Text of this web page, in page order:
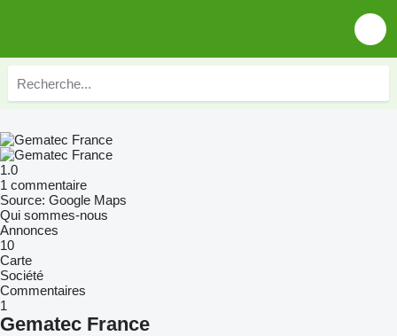
1.0
1 commentaire
Source: Google Maps
Qui sommes-nous
Annonces
10
Carte
Société
Commentaires
1
Gematec France